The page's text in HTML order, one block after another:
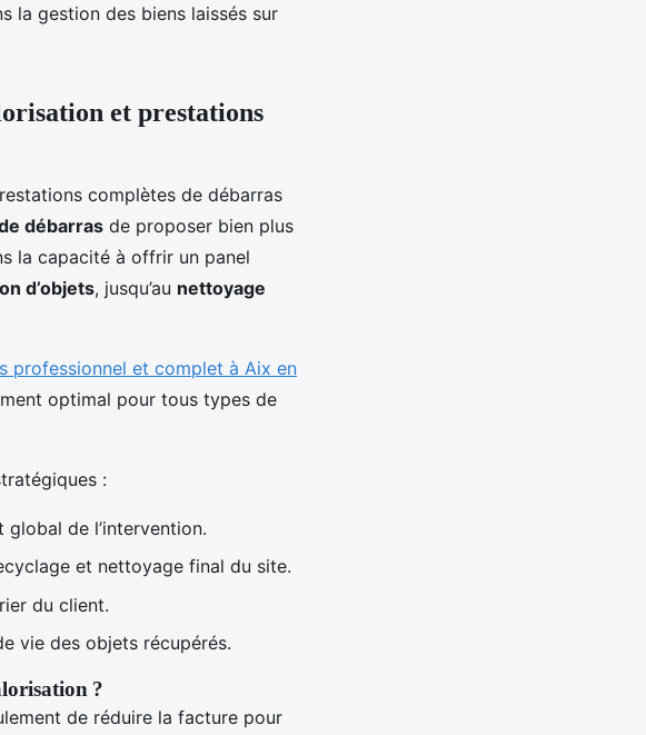
la gestion des biens laissés sur
et prestations
débarras de proposer bien plus
la capacité à offrir un panel
d’objets, jusqu’au nettoyage
professionnel et complet à Aix en
optimal pour tous types de
:
de l’intervention.
et nettoyage final du site.
du client.
vie des objets récupérés.
?
de réduire la facture pour